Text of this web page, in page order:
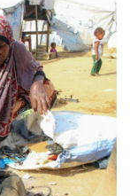
por llegada del tifón
tras nueva ola de
que EEUU
en Afganistán
del estrecho de